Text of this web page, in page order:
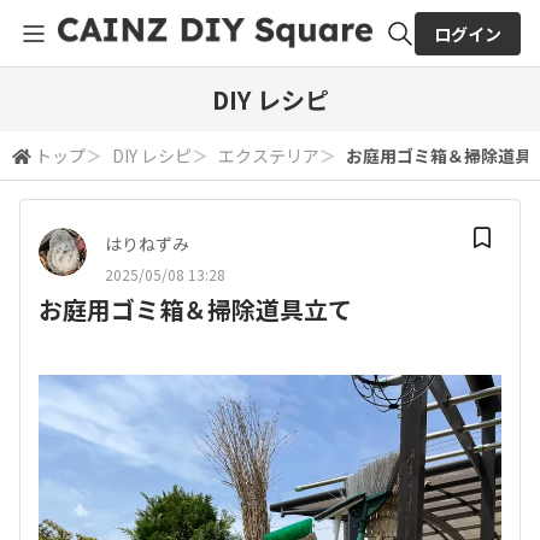
検索
ログイン
DIY レシピ
トップ＞ DIY レシピ＞ エクステリア＞ お庭用ゴミ箱＆掃除道具
はりねずみ
2025/05/08 13:28
お庭用ゴミ箱＆掃除道具立て